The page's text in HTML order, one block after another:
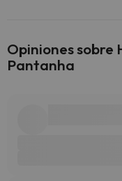
Opiniones
Pantanha